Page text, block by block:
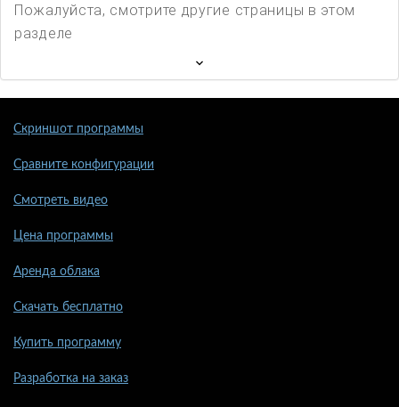
Пожалуйста, смотрите другие страницы в этом
разделе
Скриншот программы
Сравните конфигурации
Смотреть видео
Цена программы
Аренда облака
Скачать бесплатно
Купить программу
Разработка на заказ